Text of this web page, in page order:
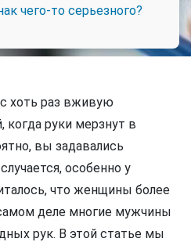
чего-то серьезного?
хоть раз вживую
когда руки мерзнут в
вы задавались
особенно у
что женщины более
деле многие мужчины
рук. В этой статье мы